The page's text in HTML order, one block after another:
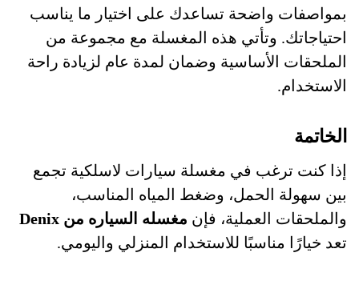
بمواصفات واضحة تساعدك على اختيار ما يناسب
احتياجاتك. وتأتي هذه المغسلة مع مجموعة من
الملحقات الأساسية وضمان لمدة عام لزيادة راحة
الاستخدام.
الخاتمة
إذا كنت ترغب في مغسلة سيارات لاسلكية تجمع
بين سهولة الحمل، وضغط المياه المناسب،
والملحقات العملية، فإن مغسله السياره من Denix
تعد خيارًا مناسبًا للاستخدام المنزلي واليومي.